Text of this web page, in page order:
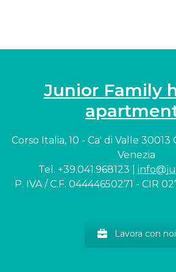
Junior Family
Corso Italia, 10 - Ca' di Valle
Venezia
Tel. +39.041.968123 |
P. IVA / C.F. 04444650271 - CIR
Lavora con noi